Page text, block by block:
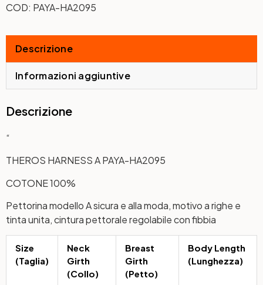
COD: PAYA-HA2095
Descrizione
Informazioni aggiuntive
Descrizione
“
THEROS HARNESS A PAYA-HA2095
COTONE 100%
Pettorina modello A sicura e alla moda, motivo a righe e
tinta unita, cintura pettorale regolabile con fibbia
Size
(Taglia)
Neck
Girth
(Collo)
Breast
Girth
(Petto)
Body Length
(Lunghezza)